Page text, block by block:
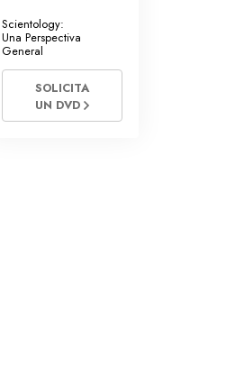
Scientology:
Una Perspectiva
General
SOLICITA
UN DVD